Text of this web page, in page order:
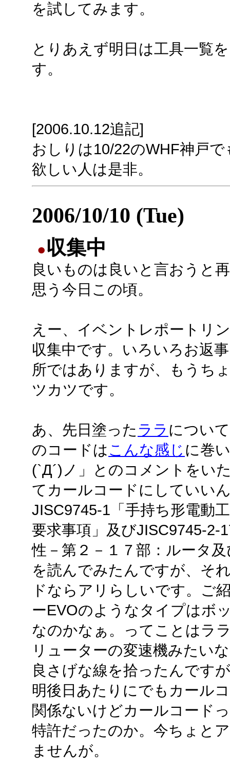
を試してみます。
とりあえず明日は工具一覧
す。
[2006.10.12追記]
おしりは10/22のWHF神戸
欲しい人は是非。
2006/10/10 (Tue)
●収集中
良いものは良いと言おうと
思う今日この頃。
えー、イベントレポートリ
収集中です。いろいろお返
所ではありますが、もうち
ツカツです。
あ、先日塗った ララ について
のコードはこんな感じ に巻
(`Д´)ノ」とのコメントをい
てカールコードにしていい
JISC9745-1「手持ち形電動
要求事項」及びJISC9745-2-
性－第２－１７部：ルータ
を読んでみたんですが、そ
ドならアリらしいです。ご
ーEVOのようなタイプはボ
なのかなぁ。ってことはラ
リューターの変速機みたい
良さげな線を拾ったんです
明後日あたりにでもカール
関係ないけどカールコード
特許だったのか。今ちょと
ませんが。